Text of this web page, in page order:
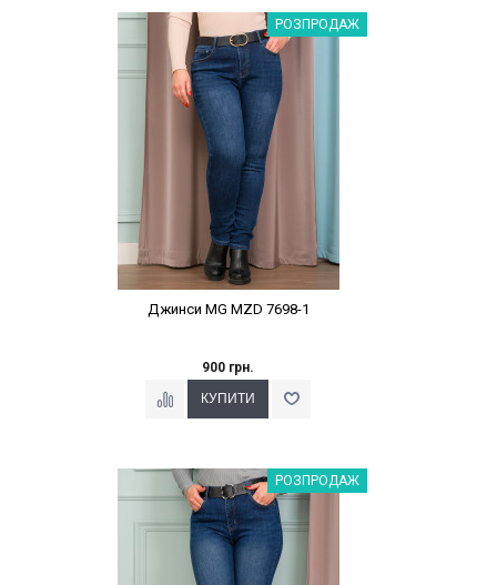
Наклейки Варіант з %РОЗПРОДАЖ
Джинси MG MZD 7698-1
900 грн.
Наклейки Варіант з %РОЗПРОДАЖ